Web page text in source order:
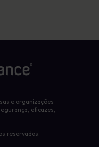
e organizações
eficazes,
reservados.